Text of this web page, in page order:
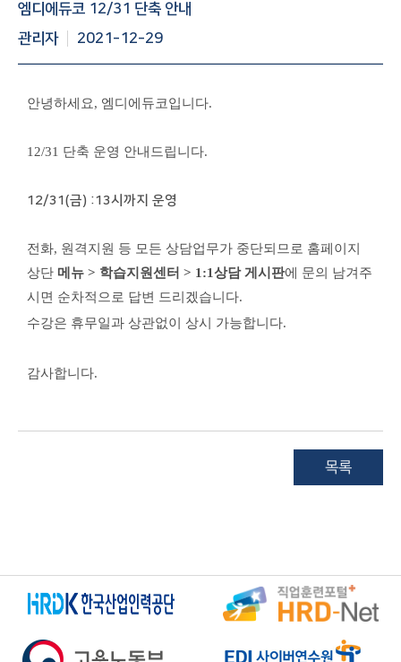
엠디에듀코 12/31 단축 안내
관리자
2021-12-29
안녕하세요, 엠디에듀코입니다.
12/31 단축 운영 안내드립니다.
12/31(금) :13시까지 운영
전화, 원격지원 등 모든 상담업무가 중단되므로 홈페이지
상단 메뉴 > 학습지원센터 > 1:1상담 게시판에 문의 남겨주
시면 순차적으로 답변 드리겠습니다.
수강은 휴무일과 상관없이 상시 가능합니다.
감사합니다.​
목록